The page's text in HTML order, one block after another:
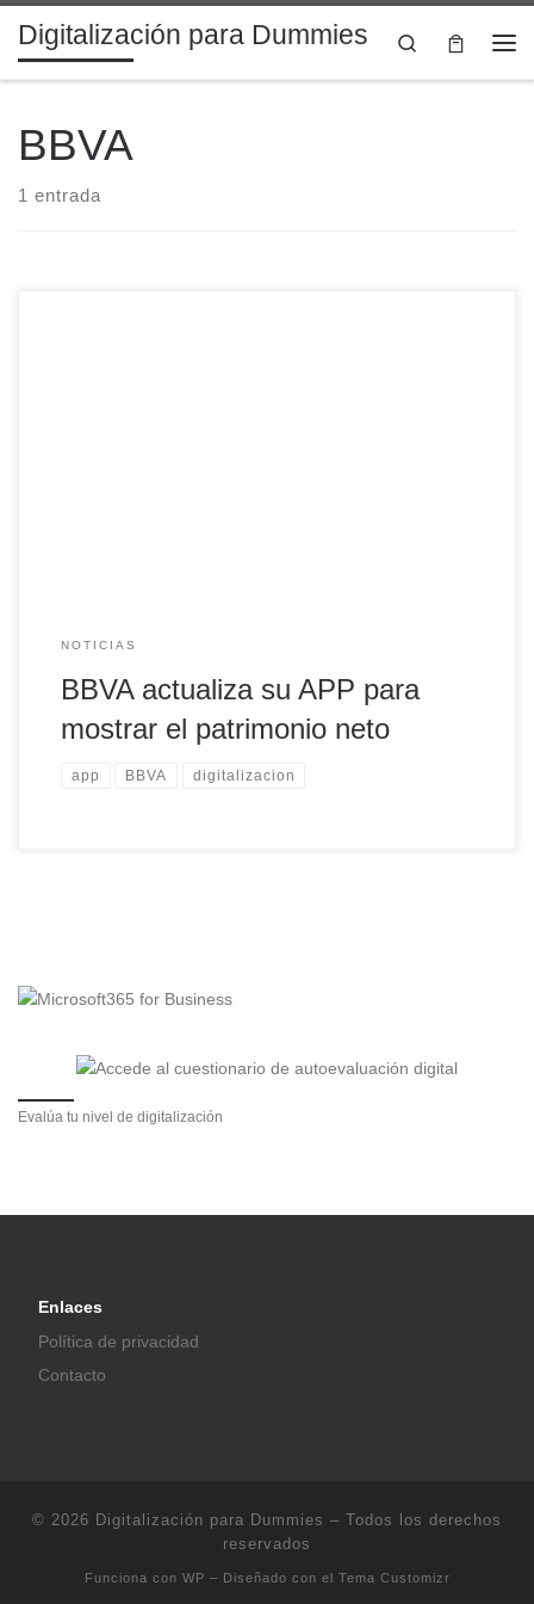
Saltar al contenido
Digitalización para Dummies
Search
BBVA
1 entrada
NOTICIAS
BBVA actualiza su APP para
mostrar el patrimonio neto
app BBVA digitalizacion
Evalúa tu nivel de digitalización
Enlaces
Política de privacidad
Contacto
© 2026 Digitalización para Dummies – Todos los derechos
reservados
Funciona con WP – Diseñado con el Tema Customizr